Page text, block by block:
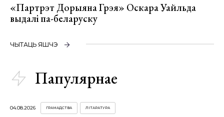
«Партрэт Дорыяна Грэя» Оскара Уайльда
выдалі па-беларуску
ЧЫТАЦЬ ЯШЧЭ
Папулярнае
04.08.2026 ГРАМАДСТВА ЛІТАРАТУРА